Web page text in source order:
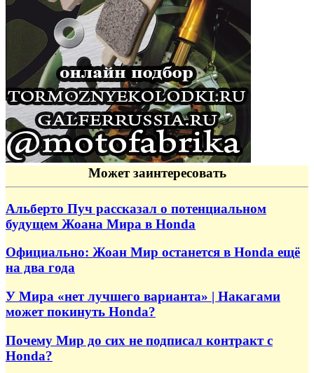
Может заинтересовать
Альберто Пуч рассказал о потенциальном
будущем Жоана Мира в Honda
Официально: Жоан Мир останется в Honda ещё
на два года
У Мира «нет лучшего варианта» | Накагами
может покинуть Honda?
Почему Мир до сих не подписал контракт с
Honda?